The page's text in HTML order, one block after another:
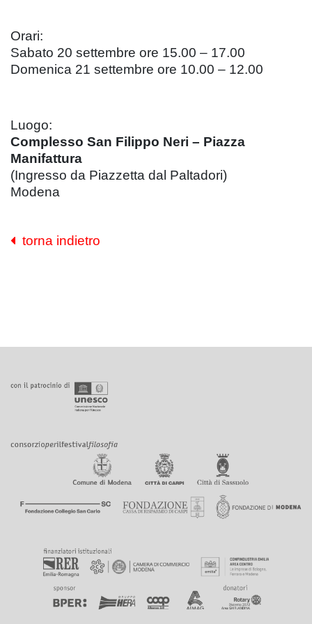
Orari:
Sabato 20 settembre ore 15.00 – 17.00
Domenica 21 settembre ore 10.00 – 12.00
Luogo:
Complesso San Filippo Neri – Piazza
Manifattura
(Ingresso da Piazzetta dal Paltadori)
Modena
torna indietro